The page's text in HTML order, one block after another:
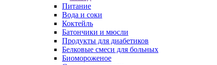
Питание
Вода и соки
Коктейль
Батончики и мюсли
Продукты для диабетиков
Белковые смеси для больных
Биомороженое